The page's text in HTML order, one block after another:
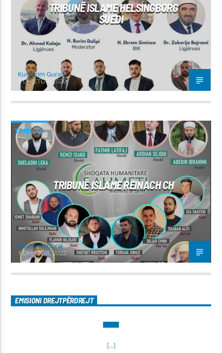
TRIBUNË ISLAME HELSINGBORG
SUEDI
Kushtrim Guraj
1 DHJETOR, 2022
TRIBUNA
TRIBUNË ISLAME REINACH CH
Kushtrim Guraj
1 DHJETOR, 2022
EMISIONI DREJTPËRDREJT
[...]